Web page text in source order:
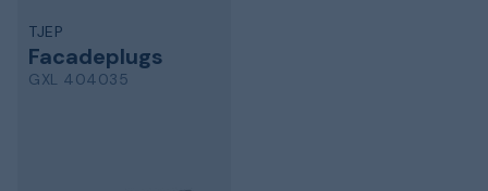
TJEP
Facadeplugs
GXL 404035